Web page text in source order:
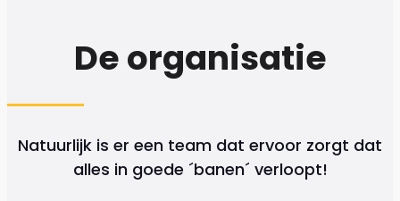
De organisatie
Natuurlijk is er een team dat ervoor zorgt dat
alles in goede ´banen´ verloopt!